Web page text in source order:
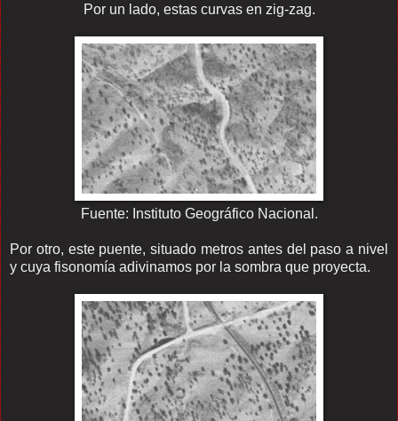
Por un lado, estas curvas en zig-zag.
Fuente: Instituto Geográfico Nacional.
Por otro, este puente, situado metros antes del paso a nivel
y cuya fisonomía adivinamos por la sombra que proyecta.